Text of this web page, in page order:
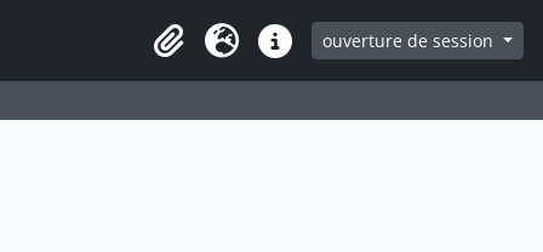
ClipboardLangueLiens rapidesouverture de session